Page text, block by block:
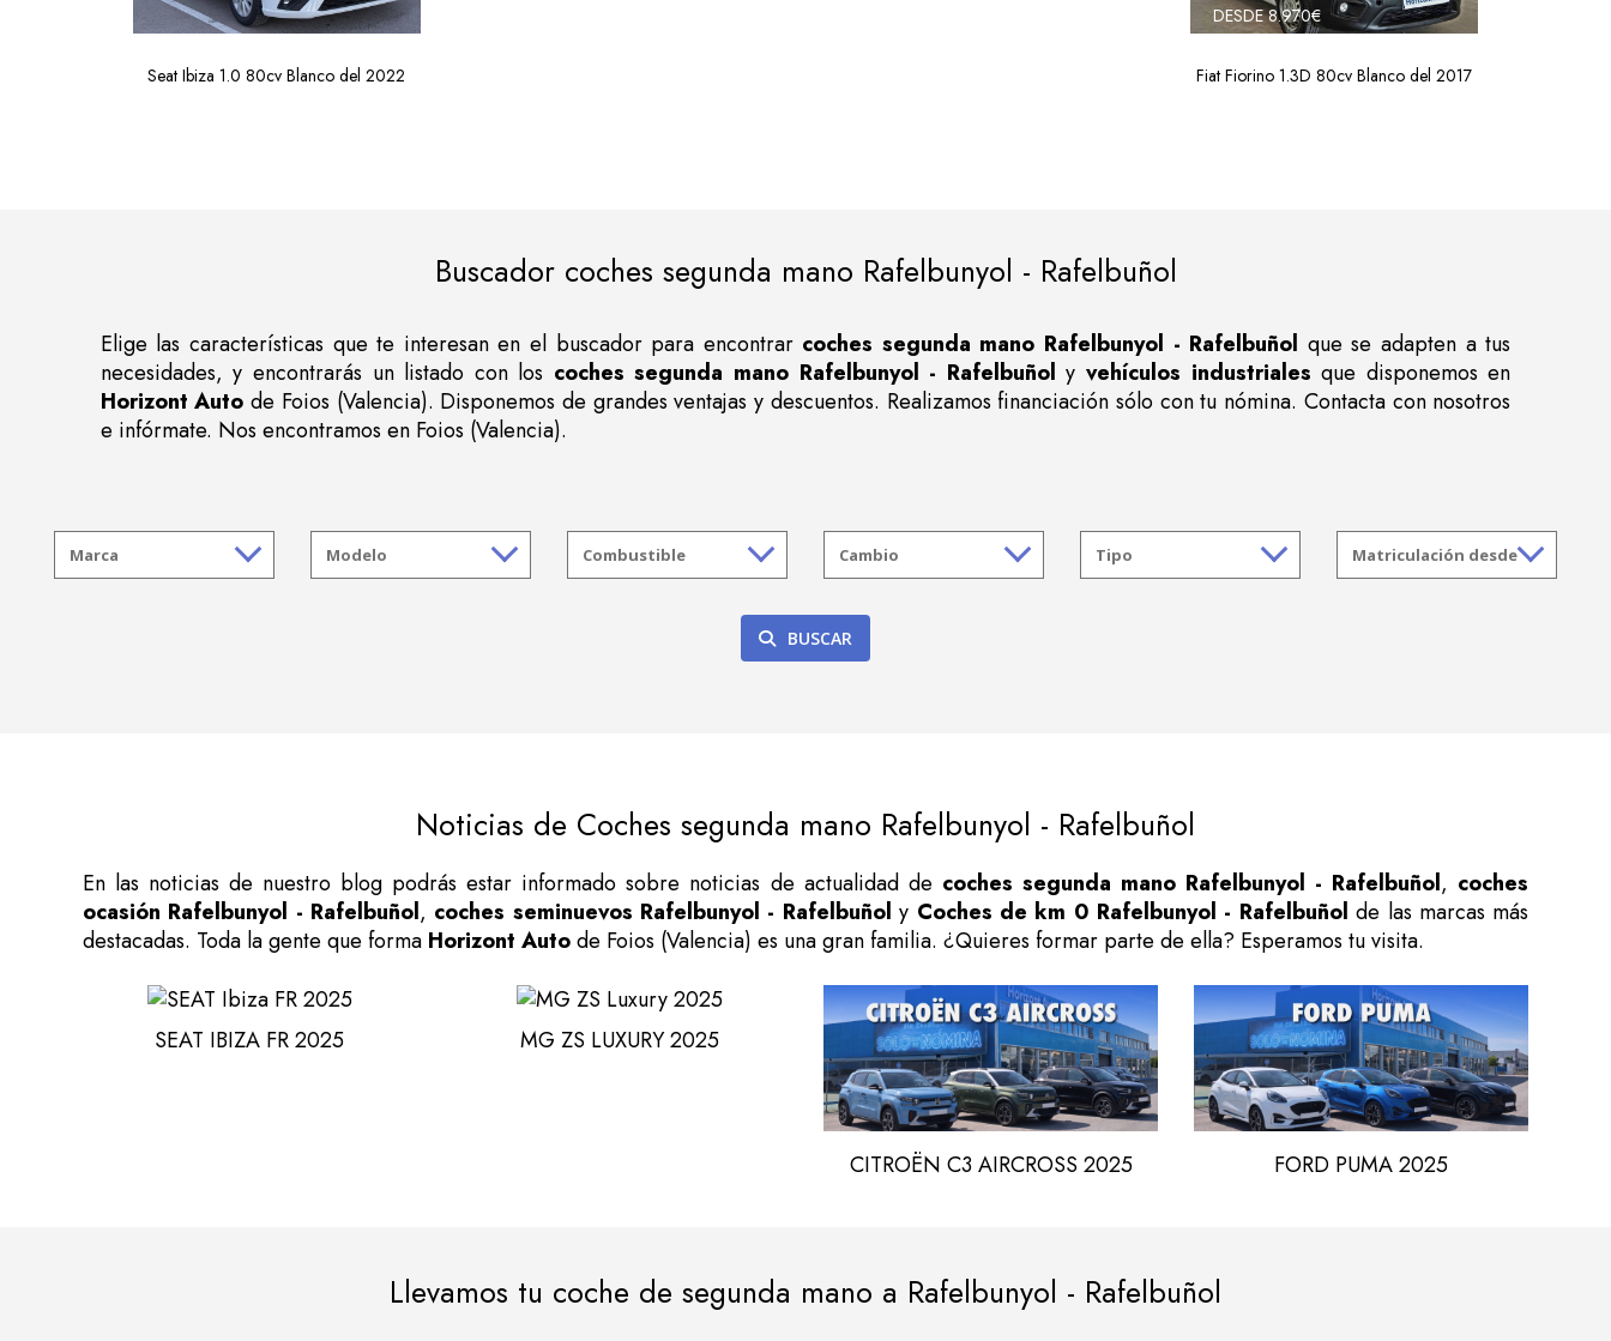
Seat Ibiza 1.0 80cv Blanco del 2022
DESDE 8.970€
Fiat Fiorino 1.3D 80cv Blanco del 2017
Buscador coches segunda mano Rafelbunyol - Rafelbuñol
Elige las características que te interesan en el buscador para encontrar coches segunda mano Rafelbunyol - Rafelbuñol que se adapten a tus
necesidades, y encontrarás un listado con los coches segunda mano Rafelbunyol - Rafelbuñol y vehículos industriales que disponemos en
Horizont Auto de Foios (Valencia). Disponemos de grandes ventajas y descuentos. Realizamos financiación sólo con tu nómina. Contacta con nosotros
e infórmate. Nos encontramos en Foios (Valencia).
BUSCAR
Noticias de Coches segunda mano Rafelbunyol - Rafelbuñol
En las noticias de nuestro blog podrás estar informado sobre noticias de actualidad de coches segunda mano Rafelbunyol - Rafelbuñol, coches
ocasión Rafelbunyol - Rafelbuñol, coches seminuevos Rafelbunyol - Rafelbuñol y Coches de km 0 Rafelbunyol - Rafelbuñol de las marcas más
destacadas. Toda la gente que forma Horizont Autode Foios (Valencia) es una gran familia. ¿Quieres formar parte de ella? Esperamos tu visita.
SEAT IBIZA FR 2025 MG ZS LUXURY 2025
CITROËN C3 AIRCROSS 2025 FORD PUMA 2025
Llevamos tu coche de segunda mano a Rafelbunyol - Rafelbuñol